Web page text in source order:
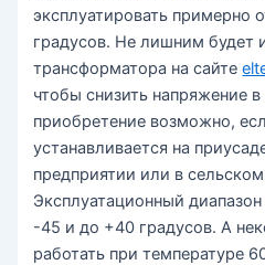
эксплуатировать примерно
градусов. Не лишним будет
трансформатора на сайте
чтобы снизить напряжение в
приобретение возможно,
устанавливается на
предприятии или в
Эксплуатационный
-45 и до +40 градусов. А
работать при температуре